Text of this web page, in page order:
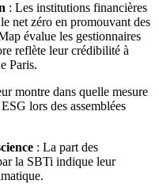
: Les institutions financières
net zéro en promouvant des
évalue les gestionnaires
reflète leur crédibilité à
Paris.
montre dans quelle mesure
lors des assemblées
: La part des
la SBTi indique leur